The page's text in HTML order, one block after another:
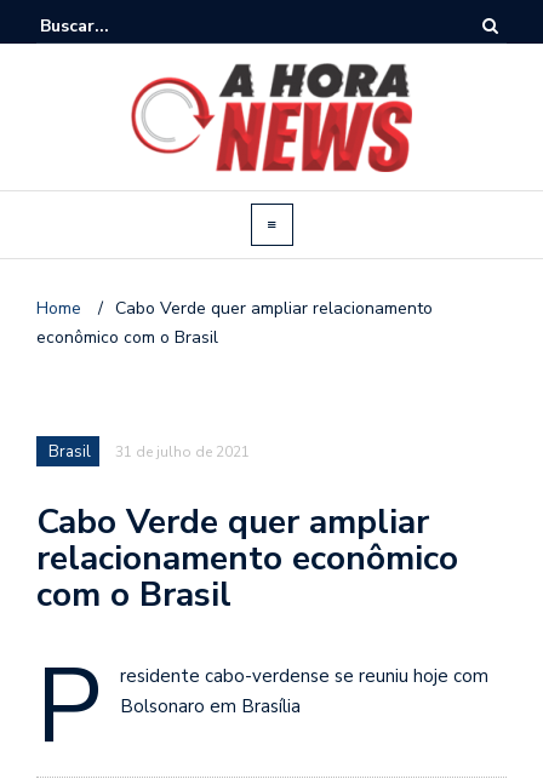
Home / Cabo Verde quer ampliar relacionamento
econômico com o Brasil
Brasil 31 de julho de 2021
Cabo Verde quer ampliar
relacionamento econômico
com o Brasil
P
residente cabo-verdense se reuniu hoje com
Bolsonaro em Brasília